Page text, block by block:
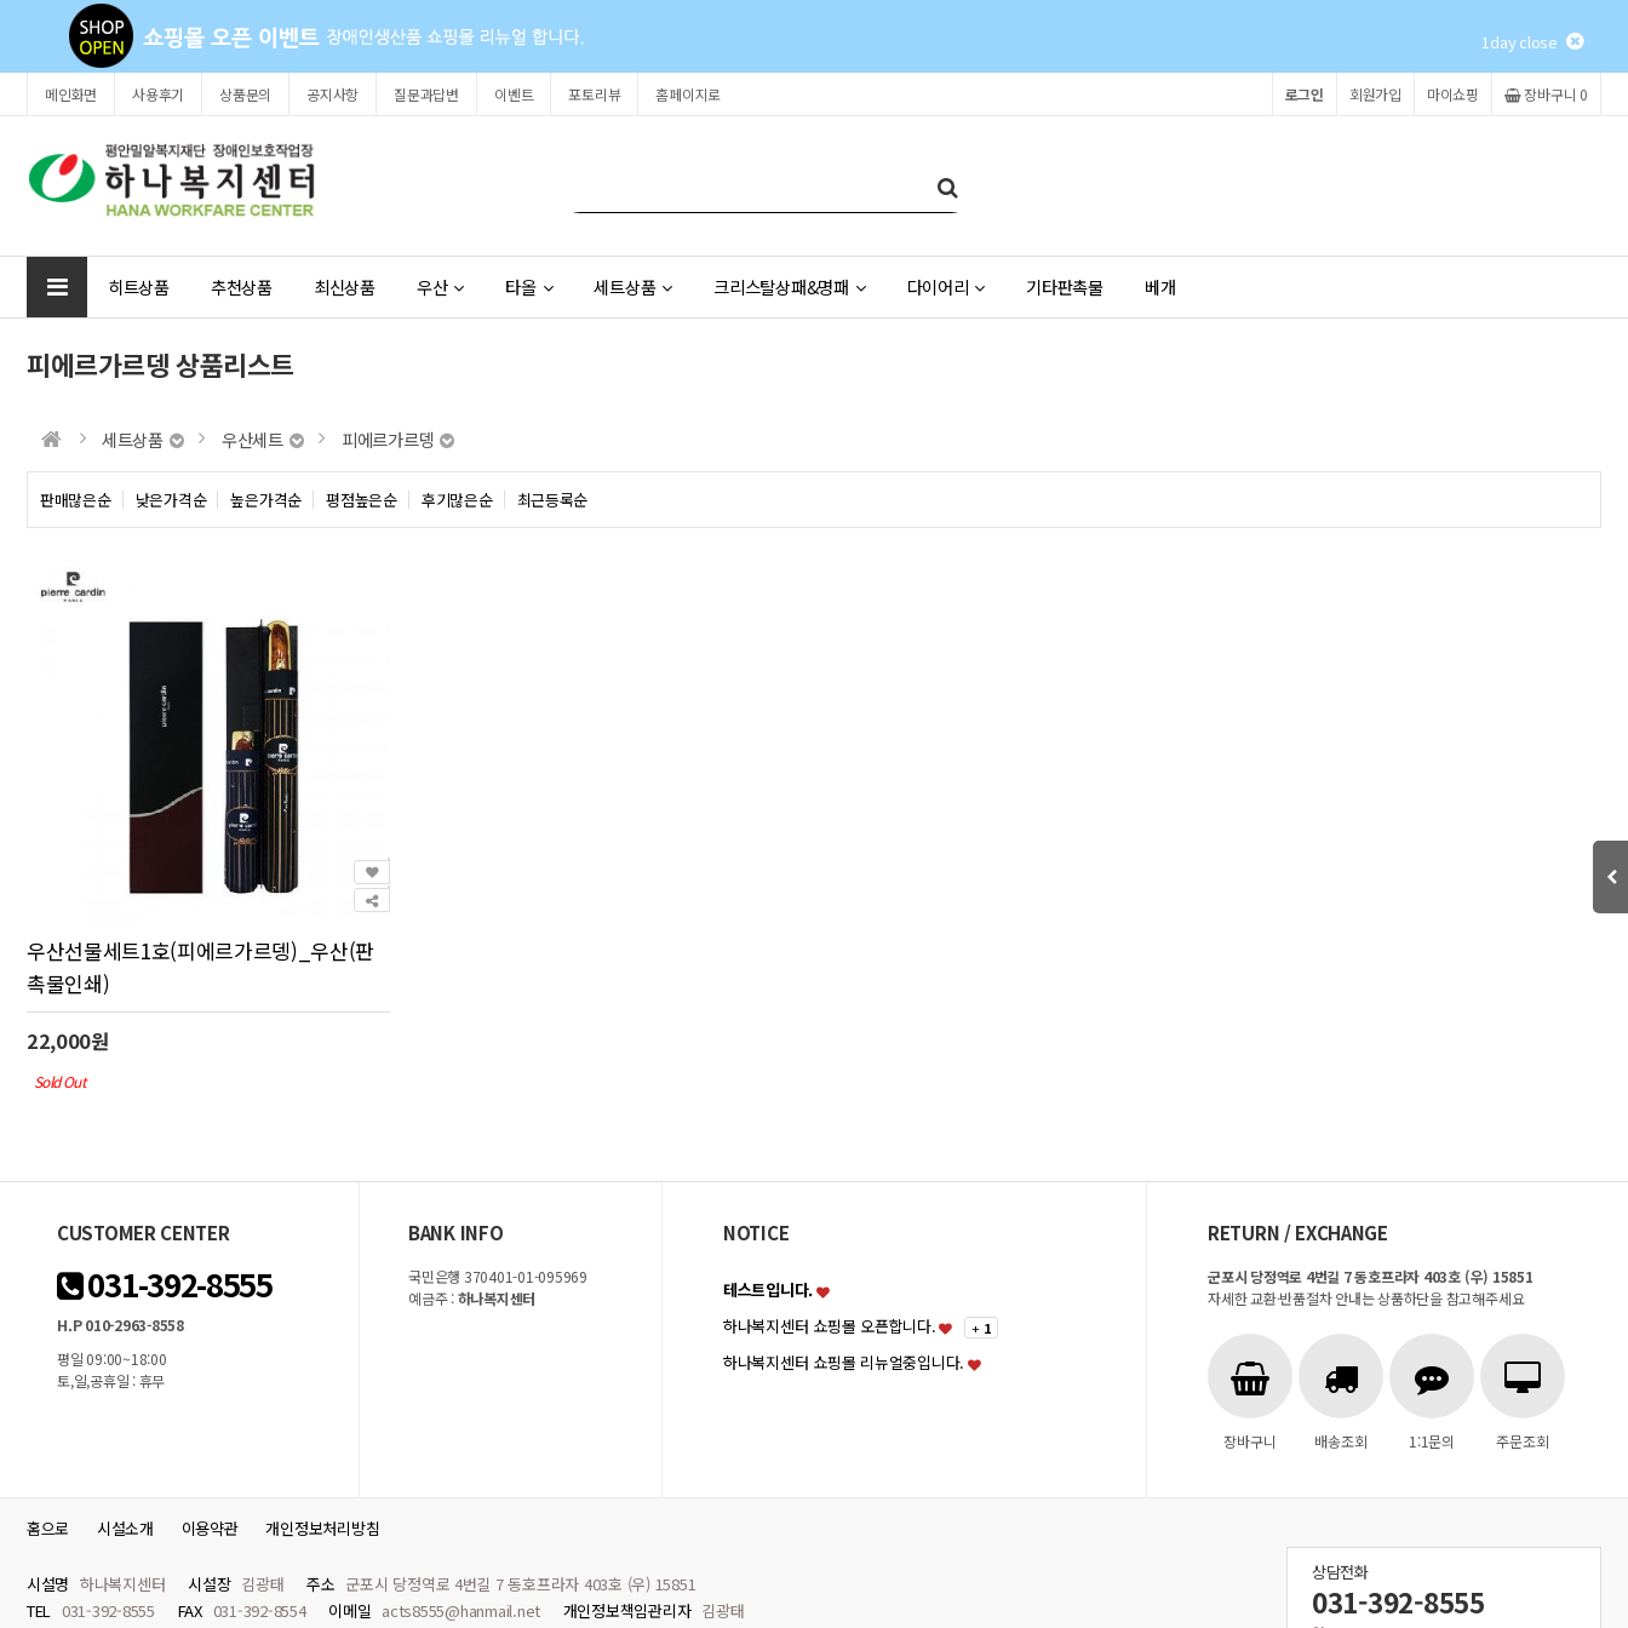
1day close
메인화면 사용후기 상품문의 공지사항 질문과답변 이벤트 포토리뷰 홈페이지로 장바구니 0
마이쇼핑
회원가입
로그인
히트상품 추천상품 최신상품 우산 타올 세트상품 크리스탈상패&명패 다이어리 기타판촉물 베개
피에르가르뎅 상품리스트
세트상품 우산세트 피에르가르뎅
판매많은순 낮은가격순 높은가격순 평점높은순 후기많은순 최근등록순
우산선물세트1호(피에르가르뎅)_우산(판
촉물인쇄)
22,000원
Sold Out
CUSTOMER CENTER
031-392-8555
H.P 010-2963-8558
평일 09:00~18:00
토,일,공휴일 : 휴무
BANK INFO
국민은행 370401-01-095969
예금주 :하나복지센터
NOTICE
테스트입니다.
하나복지센터 쇼핑몰 오픈합니다.
+ 1
하나복지센터 쇼핑몰 리뉴얼중입니다.
RETURN / EXCHANGE
군포시 당정역로 4번길 7 동호프라자 403호 (우) 15851
자세한 교환·반품절차 안내는 상품하단을 참고해주세요
장바구니 배송조회 1:1문의 주문조회
홈으로 시설소개 이용약관 개인정보처리방침
시설명 하나복지센터 시설장 김광태 주소 군포시 당정역로 4번길 7 동호프라자 403호 (우) 15851
TEL 031-392-8555 FAX 031-392-8554 이메일 acts8555@hanmail.net 개인정보책임관리자 김광태
상담전화
031-392-8555